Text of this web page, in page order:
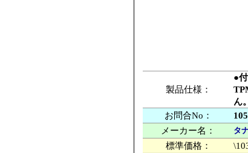
製品仕様：
●
ん。
お問合No：
メーカー名：
タ
標準価格：